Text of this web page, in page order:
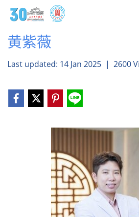
黄紫薇
Last updated: 14 Jan 2025 | 2600